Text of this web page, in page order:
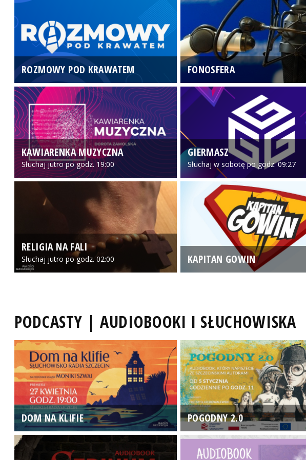
ROZMOWY POD KRAWATEM FONOSFERA
KAWIARENKA MUZYCZNA
Słuchaj jutro po godz. 19:00
GIERMASZ
Słuchaj w sobotę po godz. 09:27
RELIGIA NA FALI
Słuchaj jutro po godz. 02:00 KAPITAN GOWIN
PODCASTY | AUDIOBOOKI I SŁUCHOWISKA
DOM NA KLIFIE POGODNY 2.0